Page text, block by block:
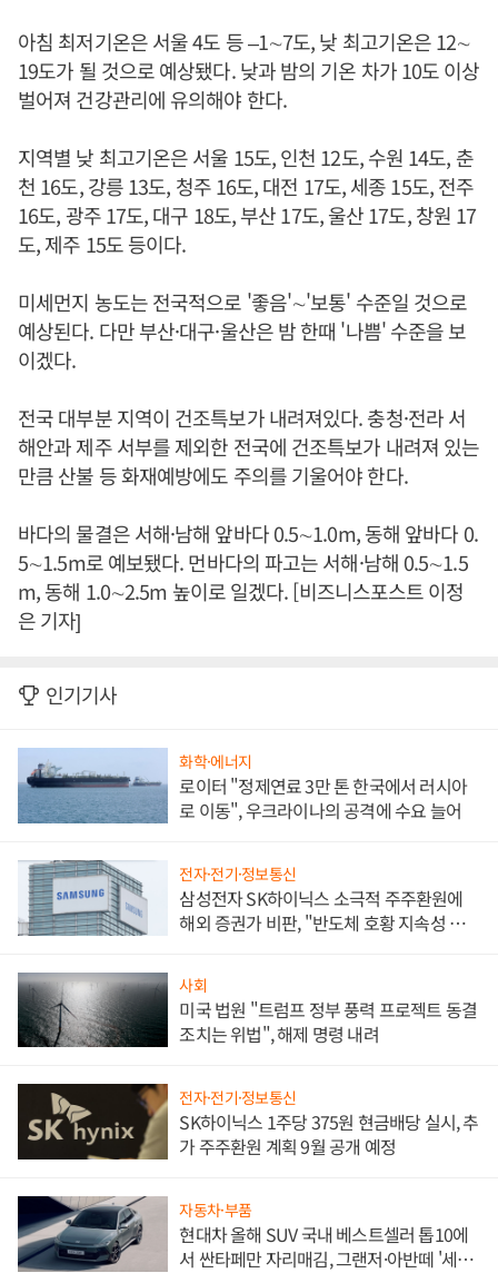
아침 최저기온은 서울 4도 등 –1∼7도, 낮 최고기온은 12∼
19도가 될 것으로 예상됐다. 낮과 밤의 기온 차가 10도 이상
벌어져 건강관리에 유의해야 한다.
지역별 낮 최고기온은 서울 15도, 인천 12도, 수원 14도, 춘
천 16도, 강릉 13도, 청주 16도, 대전 17도, 세종 15도, 전주
16도, 광주 17도, 대구 18도, 부산 17도, 울산 17도, 창원 17
도, 제주 15도 등이다.
미세먼지 농도는 전국적으로 '좋음'∼'보통' 수준일 것으로
예상된다. 다만 부산·대구·울산은 밤 한때 '나쁨' 수준을 보
이겠다.
전국 대부분 지역이 건조특보가 내려져있다. 충청·전라 서
해안과 제주 서부를 제외한 전국에 건조특보가 내려져 있는
만큼 산불 등 화재예방에도 주의를 기울어야 한다.
바다의 물결은 서해·남해 앞바다 0.5∼1.0m, 동해 앞바다 0.
5∼1.5m로 예보됐다. 먼바다의 파고는 서해·남해 0.5∼1.5
m, 동해 1.0∼2.5m 높이로 일겠다. [비즈니스포스트 이정
은 기자]
인기기사
화학·에너지
로이터 "정제연료 3만 톤 한국에서 러시아
로 이동", 우크라이나의 공격에 수요 늘어
전자·전기·정보통신
삼성전자 SK하이닉스 소극적 주주환원에
해외 증권가 비판, "반도체 호황 지속성 의
사회
미국 법원 "트럼프 정부 풍력 프로젝트 동결
조치는 위법", 해제 명령 내려
전자·전기·정보통신
SK하이닉스 1주당 375원 현금배당 실시, 추
가 주주환원 계획 9월 공개 예정
자동차·부품
현대차 올해 SUV 국내 베스트셀러 톱10에
서 싼타페만 자리매김, 그랜저·아반떼 '세단